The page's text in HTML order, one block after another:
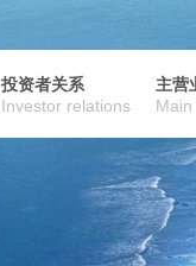
投资者关系
Investor relations
主营